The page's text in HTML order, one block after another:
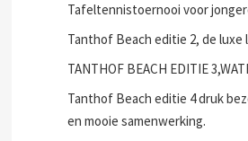
Tafeltennistoernooi voor
Tanthof Beach editie 2, de luxe
TANTHOF BEACH EDITIE
Tanthof Beach editie 4 druk
en mooie samenwerking.